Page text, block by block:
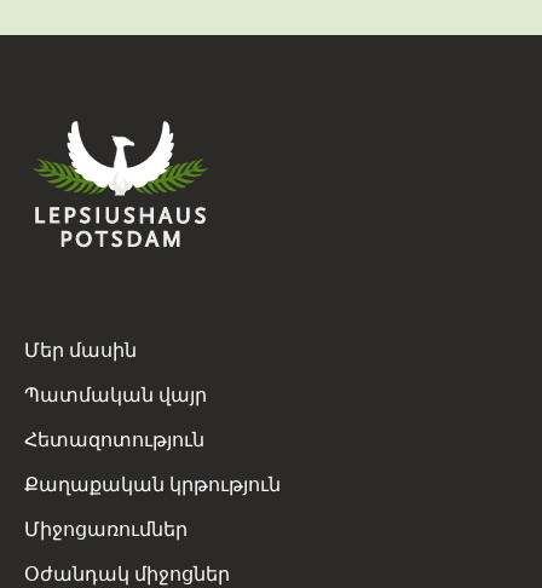
Մեր մասին
Պատմական վայր
Հետազոտություն
Քաղաքական կրթություն
Միջոցառումներ
Օժանդակ միջոցներ